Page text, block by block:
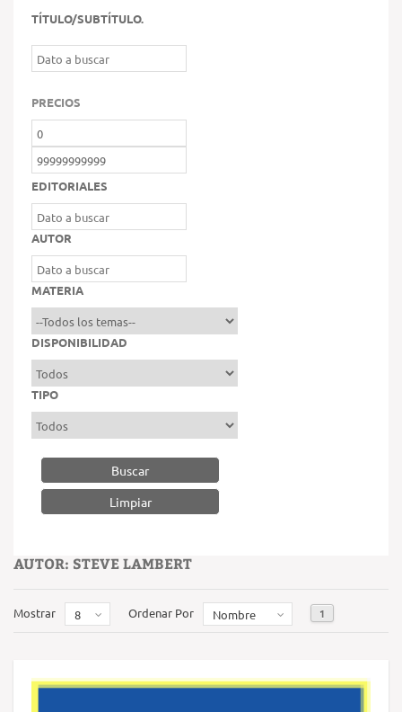
TÍTULO/SUBTÍTULO.
PRECIOS
EDITORIALES
AUTOR
MATERIA
DISPONIBILIDAD
TIPO
Buscar
AUTOR: STEVE LAMBERT
Mostrar 8 Ordenar Por Nombre 1